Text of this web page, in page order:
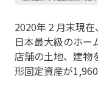
2020年２月末現在
日本最大級のホー
店舗の土地、建物
形固定資産が